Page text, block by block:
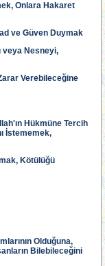
Onlara Hakaret
ve Güven Duymak
veya Nesneyi,
Verebileceğine
Hükmüne Tercih
İstememek,
Kötülüğü
Olduğuna,
Bilebileceğini